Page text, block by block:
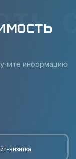
информацию
визитка